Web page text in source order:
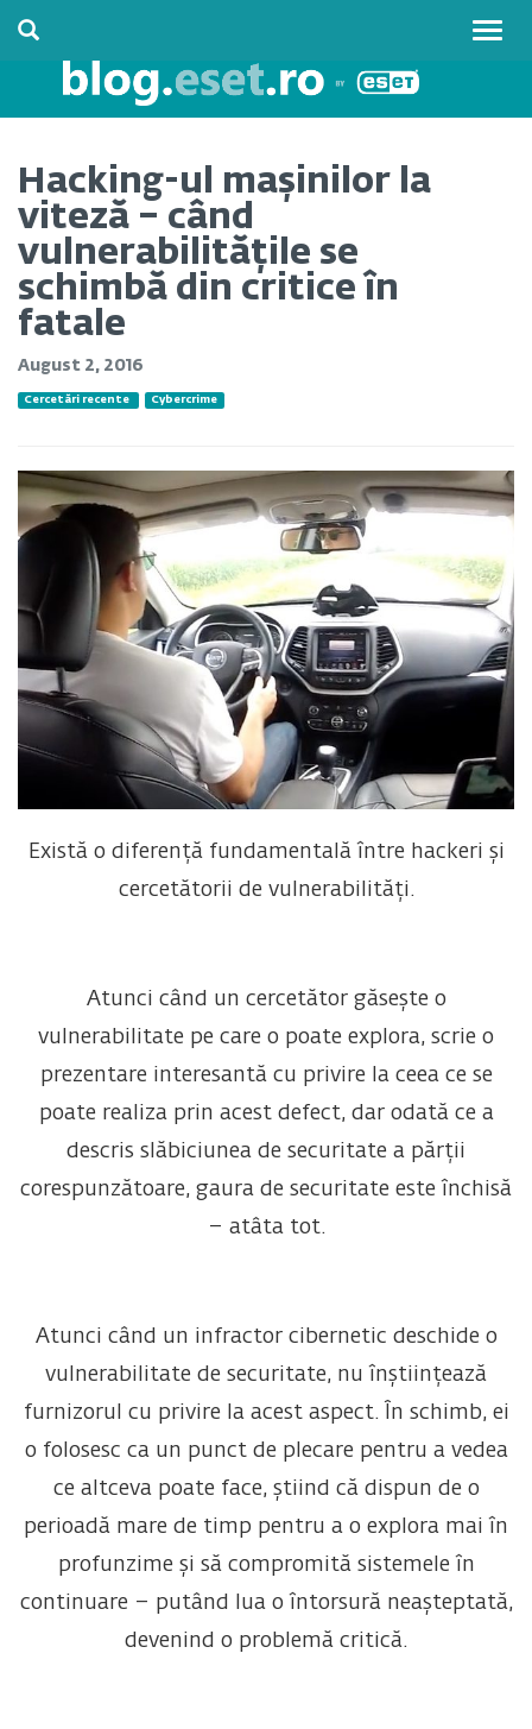
Hacking-ul mașinilor la
viteză – când
vulnerabilitățile se
schimbă din critice în
fatale
August 2, 2016
Cercetări recente Cybercrime
Există o diferență fundamentală între hackeri și
cercetătorii de vulnerabilități.
Atunci când un cercetător găsește o
vulnerabilitate pe care o poate explora, scrie o
prezentare interesantă cu privire la ceea ce se
poate realiza prin acest defect, dar odată ce a
descris slăbiciunea de securitate a părții
corespunzătoare, gaura de securitate este închisă
– atâta tot.
Atunci când un infractor cibernetic deschide o
vulnerabilitate de securitate, nu înștiințează
furnizorul cu privire la acest aspect. În schimb, ei
o folosesc ca un punct de plecare pentru a vedea
ce altceva poate face, știind că dispun de o
perioadă mare de timp pentru a o explora mai în
profunzime și să compromită sistemele în
continuare – putând lua o întorsură neașteptată,
devenind o problemă critică.